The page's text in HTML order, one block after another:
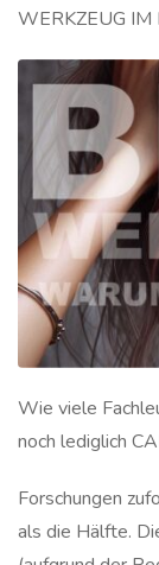
WERKZEUG
Wie viele
noch lediglich
Forschungen
als die Hälfte.